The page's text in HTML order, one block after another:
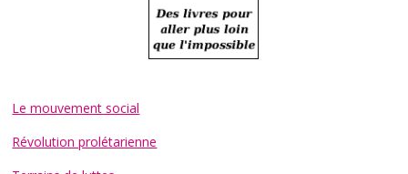
Le mouvement social
Révolution prolétarienne